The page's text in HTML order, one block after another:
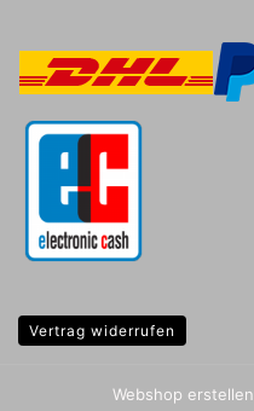
Vertrag widerrufen
Webshop erstellen